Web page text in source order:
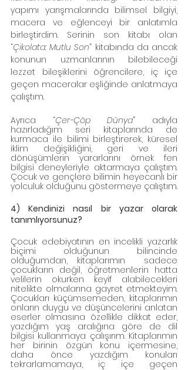
yapımı yarışmalarında bilimsel bilgiyi,
macera ve eğlenceyi bir anlatımla
birleştirdim. Serinin son kitabı olan
“Çikolata: Mutlu Son” kitabında da ancak
konunun uzmanlarının bilebileceği
lezzet bileşiklerini öğrencilere, iç içe
geçen maceralar eşliğinde anlatmaya
çalıştım.
Ayrıca “Çer-Çöp Dünya” adıyla
hazırladığım seri kitaplarında de
kurmaca ile bilimi birleştirerek, küresel
iklim değişikliğini, geri ve ileri
dönüşümlerin yararlarını örnek fen
bilgisi deneyleriyle aktarmaya çalıştım.
Çocuk ve gençlere bilimin heyecanlı bir
4) Kendinizi nasıl bir yazar olarak
tanımlıyorsunuz?
Çocuk edebiyatının en incelikli yazarlık
biçimi olduğunun bilincinde
olduğumdan, kitaplarımın  sadece
çocukların değil, öğretmenlerin hatta
velilerin okurken keyif alabilecekleri
nitelikte olmalarına gayret etmekteyim.
Çocukları küçümsemeden, kitaplarımın
onların duygu ve düşüncelerini anlatan
eserler olmasına özellikle dikkat eder,
yazdığım yaş aralığına göre de dil
bilgisi kullanmaya çalışırım. Kitaplarımın
her birinin özgün konu içermesine,
daha önce yazdığım konuları
tekrarlamamaya, iç içe geçen